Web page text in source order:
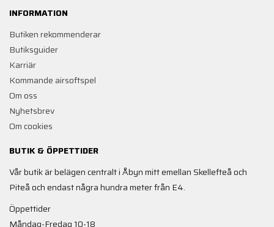
INFORMATION
Butiken rekommenderar
Butiksguider
Karriär
Kommande airsoftspel
Om oss
Nyhetsbrev
Om cookies
BUTIK & ÖPPETTIDER
Vår butik är belägen centralt i Åbyn mitt emellan Skellefteå och
Piteå och endast några hundra meter från E4.
Öppettider
Måndag-Fredag 10-18